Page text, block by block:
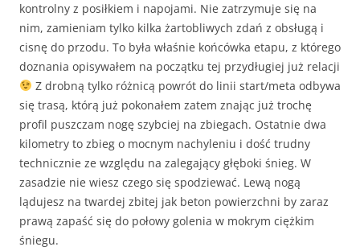
kontrolny z posiłkiem i napojami. Nie zatrzymuje się na
nim, zamieniam tylko kilka żartobliwych zdań z obsługą i
cisnę do przodu. To była właśnie końcówka etapu, z którego
doznania opisywałem na początku tej przydługiej już relacji
Z drobną tylko różnicą powrót do linii start/meta odbywa
się trasą, którą już pokonałem zatem znając już trochę
profil puszczam nogę szybciej na zbiegach. Ostatnie dwa
kilometry to zbieg o mocnym nachyleniu i dość trudny
technicznie ze względu na zalegający głęboki śnieg. W
zasadzie nie wiesz czego się spodziewać. Lewą nogą
lądujesz na twardej zbitej jak beton powierzchni by zaraz
prawą zapaść się do połowy golenia w mokrym ciężkim
śniegu.